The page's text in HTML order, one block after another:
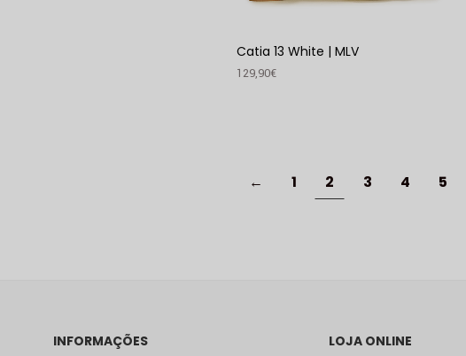
Catia 13 White | MLV
129,90€
← 1 2 3 4 5
INFORMAÇÕES LOJA ONLINE